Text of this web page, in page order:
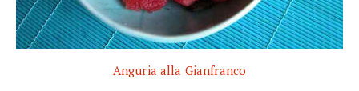
Anguria alla Gianfranco